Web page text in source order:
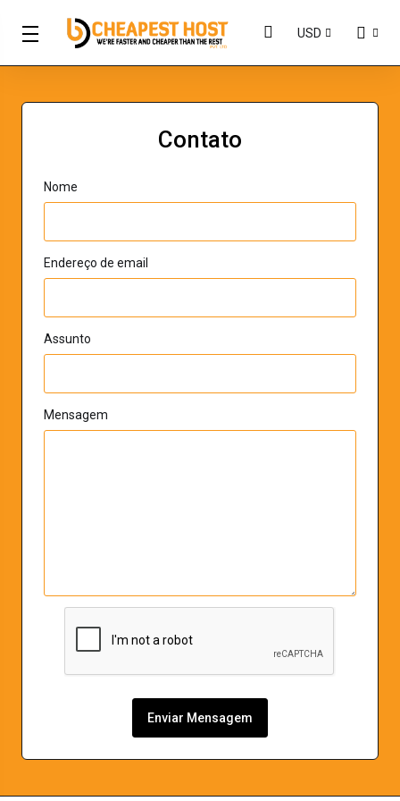
USD
Contato
Nome
Endereço de email
Assunto
Mensagem
Enviar Mensagem